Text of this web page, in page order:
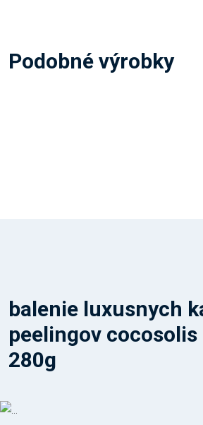
Podobné výrobky
balenie luxusnych
peelingov
280g